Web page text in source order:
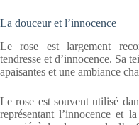
La douceur et l’innocence
Le rose est largement
tendresse et d’innocence. Sa
apaisantes et une ambiance
Le rose est souvent utilisé
représentant l’innocence et